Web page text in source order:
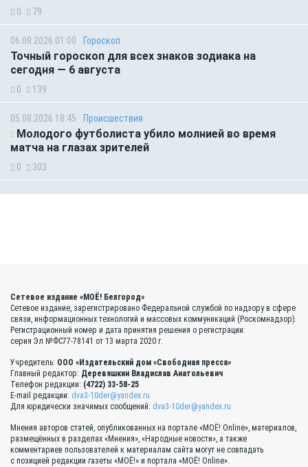
0 79
06.08.2026 01:00 Гороскоп
Точный гороскоп для всех знаков зодиака на
сегодня — 6 августа
0 139
05.08.2026 18:45 Происшествия
Молодого футболиста убило молнией во время
матча на глазах зрителей
0 303
Сетевое издание «МОЁ! Белгород»
Сетевое издание, зарегистрировано Федеральной службой по надзору в сфере
связи, информационных технологий и массовых коммуникаций (Роскомнадзор).
Регистрационный номер и дата принятия решения о регистрации:
серия Эл №ФС77-78141 от 13 марта 2020 г.
Учредитель: ООО «Издательский дом «Свободная пресса»
Главный редактор: Деревяшкин Владислав Анатольевич
Телефон редакции: (4722) 33-58-25
E-mail редакции: dva3-10der@yandex.ru
Для юридически значимых сообщений: dva3-10der@yandex.ru
Мнения авторов статей, опубликованных на портале «МОЁ! Online», материалов,
размещённых в разделах «Мнения», «Народные новости», а также
комментариев пользователей к материалам сайта могут не совпадать
с позицией редакции газеты «МОЁ!» и портала «МОЁ! Online».